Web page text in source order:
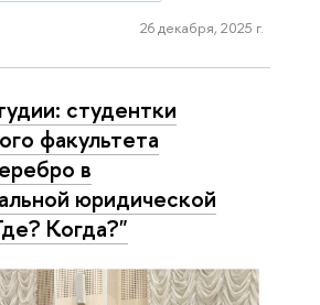
26 декабря, 2025 г.
студентки
факультета
в
юридической
Когда?"